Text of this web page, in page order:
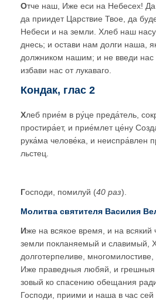
Отче наш, Иже еси на Небесех! Да
да приидет Царствие Твое, да
Небеси и на земли. Хлеб наш
днесь; и остави нам долги наша,
должником нашим; и не введи нас
избави нас от лукаваго.
Кондак, глас 2
Хлеб прие́м в ру́це преда́тель,
простира́ет, и прие́млет це́ну
рука́ма челове́ка, и неиспра́влен
льстец.
Господи, помилуй (40 раз).
Молитва святителя Василия
Иже на всякое время, и на всякий
земли покланяемый и славимый,
долготерпеливе, многомилостиве,
Иже праведныя любяй, и
зовый ко спасению обещания
Господи, приими и наша в час